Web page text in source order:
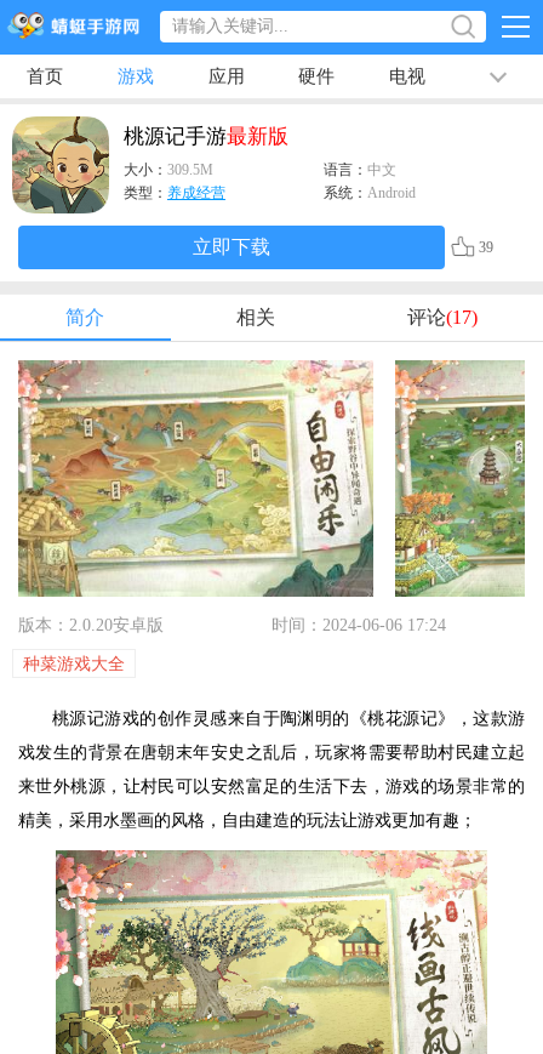
首页 游戏 应用 硬件 电视 排行榜
专题
桃源记手游最新版
大小： 309.5M 语言： 中文
类型： 养成经营 系统： Android
立即下载 39
简介 相关 评论(17)
版本：2.0.20安卓版 时间：2024-06-06 17:24
种菜游戏大全
桃源记游戏的创作灵感来自于陶渊明的《桃花源记》，这款游
戏发生的背景在唐朝末年安史之乱后，玩家将需要帮助村民建立起
来世外桃源，让村民可以安然富足的生活下去，游戏的场景非常的
精美，采用水墨画的风格，自由建造的玩法让游戏更加有趣；